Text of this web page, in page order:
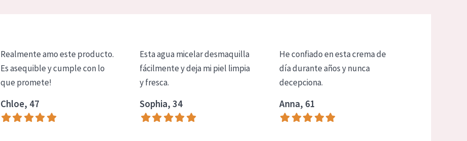
Realmente amo este producto.
Es asequible y cumple con lo
que promete!
Chloe, 47
Esta agua micelar desmaquilla
fácilmente y deja mi piel limpia
y fresca.
Sophia, 34
He confiado en esta crema de
día durante años y nunca
decepciona.
Anna, 61